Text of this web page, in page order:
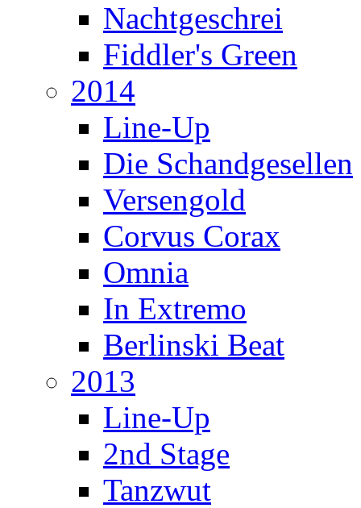
Nachtgeschrei
Fiddler's Green
2014
Line-Up
Die Schandgesellen
Versengold
Corvus Corax
Omnia
In Extremo
Berlinski Beat
2013
Line-Up
2nd Stage
Tanzwut